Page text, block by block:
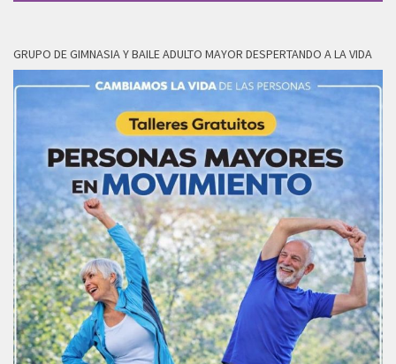
GRUPO DE GIMNASIA Y BAILE ADULTO MAYOR DESPERTANDO A LA VIDA